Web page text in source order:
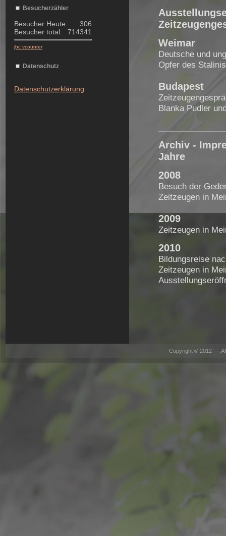
Besucherzähler
Besucher Heute:
306
Besucher total:
714341
jbc vcounter
Datenschutz
Datenschutzerklärung
Weimar
Deutsche und
Opfer des
Budapest
Blanka Pudler
Archiv -
Jahre
2008
Besuch der
Zeitzeugen in
2009
Zeitzeugen in
2010
Bildungsreise
Zeitzeugen in
Copyright © 2012 ---